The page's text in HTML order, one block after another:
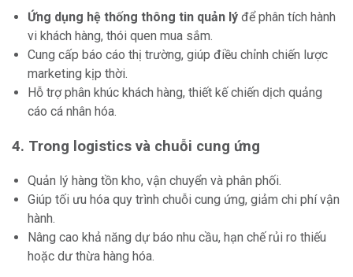
Ứng dụng hệ thống thông tin quản lý để phân tích hành
vi khách hàng, thói quen mua sắm.
Cung cấp báo cáo thị trường, giúp điều chỉnh chiến lược
marketing kịp thời.
Hỗ trợ phân khúc khách hàng, thiết kế chiến dịch quảng
cáo cá nhân hóa.
4. Trong logistics và chuỗi cung ứng
Quản lý hàng tồn kho, vận chuyển và phân phối.
Giúp tối ưu hóa quy trình chuỗi cung ứng, giảm chi phí vận
hành.
Nâng cao khả năng dự báo nhu cầu, hạn chế rủi ro thiếu
hoặc dư thừa hàng hóa.